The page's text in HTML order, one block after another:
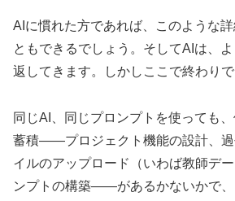
AIに慣れた方であれば、このような
ともできるでしょう。そしてAIは、
返してきます。しかしここで終わりで
同じAI、同じプロンプトを使っても
蓄積——プロジェクト機能の設計、過
イルのアップロード（いわば教師デ
ンプトの構築——があるかないかで、